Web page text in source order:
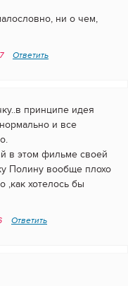
ни о чем,
Ответить
принципе идея
и все
в этом фильме своей
Полину вообще плохо
,как хотелось бы
Ответить